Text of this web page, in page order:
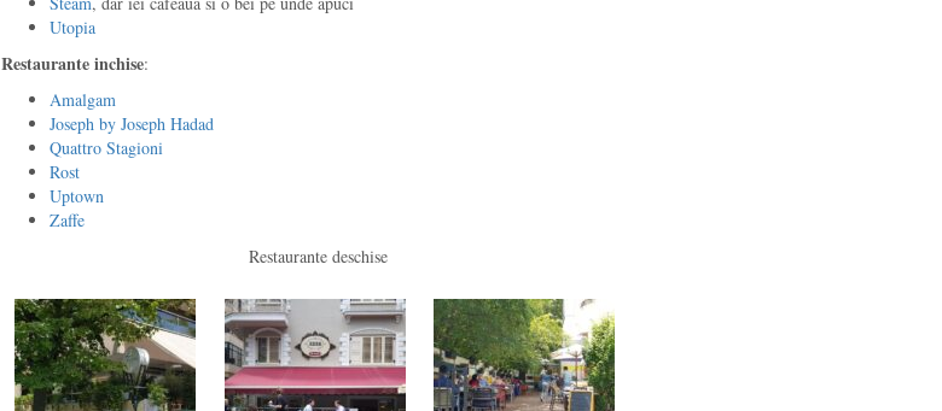
Utopia
Restaurante inchise:
Amalgam
Joseph by Joseph Hadad
Quattro Stagioni
Rost
Uptown
Zaffe
Restaurante deschise